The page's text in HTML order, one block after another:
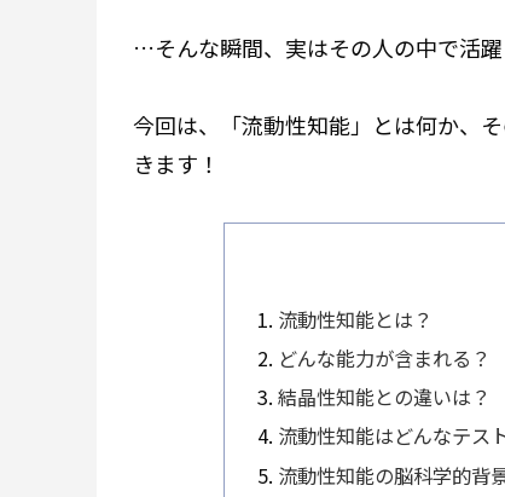
…そんな瞬間、実はその人の中で活躍
今回は、「流動性知能」とは何か、
きます！
流動性知能とは？
どんな能力が含まれる？
結晶性知能との違いは？
流動性知能はどんなテス
流動性知能の脳科学的背